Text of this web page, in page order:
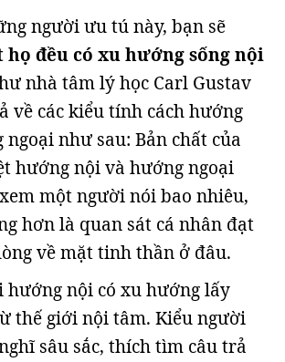
người ưu tú này, bạn sẽ
họ đều có xu hướng sống nội
nhà tâm lý học Carl Gustav
về các kiểu tính cách hướng
như sau: Bản chất của
hướng nội và hướng ngoại
một người nói bao nhiêu,
hơn là quan sát cá nhân đạt
về mặt tinh thần ở đâu.
hướng nội có xu hướng lấy
thế giới nội tâm. Kiểu người
sâu sắc, thích tìm câu trả